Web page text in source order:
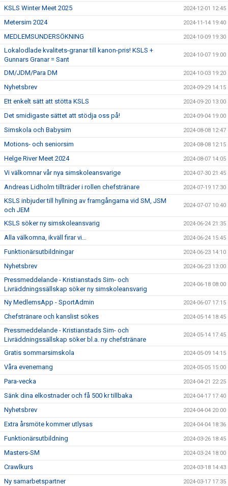
KSLS Winter Meet 2025 2024-12-01 12:45
Metersim 2024 2024-11-14 19:40
MEDLEMSUNDERSÖKNING 2024-10-09 19:30
Lokalodlade kvalitets-granar till kanon-pris! KSLS +
Gunnars Granar = Sant
2024-10-07 19:00
DM/JDM/Para DM 2024-10-03 19:20
Nyhetsbrev 2024-09-29 14:15
Ett enkelt sätt att stötta KSLS 2024-09-20 13:00
Det smidigaste sättet att stödja oss på! 2024-09-04 19:00
Simskola och Babysim 2024-08-08 12:47
Motions- och seniorsim 2024-08-08 12:15
Helge River Meet 2024 2024-08-07 14:05
Vi välkomnar vår nya simskoleansvarige 2024-07-30 21:45
Andreas Lidholm tillträder i rollen chefstränare 2024-07-19 17:30
KSLS inbjuder till hyllning av framgångarna vid SM, JSM
och JEM
2024-07-07 10:40
KSLS söker ny simskoleansvarig 2024-06-24 21:35
Alla välkomna, ikväll firar vi… 2024-06-24 15:45
Funktionärsutbildningar 2024-06-23 14:10
Nyhetsbrev 2024-06-23 13:00
Pressmeddelande - Kristianstads Sim- och
Livräddningssällskap söker ny simskoleansvarig
2024-06-18 08:00
Ny MedlemsApp - SportAdmin 2024-06-07 17:15
Chefstränare och kanslist sökes 2024-05-14 18:45
Pressmeddelande - Kristianstads Sim- och
Livräddningssällskap söker bl.a. ny chefstränare
2024-05-14 17:45
Gratis sommarsimskola 2024-05-09 14:15
Våra evenemang 2024-05-05 15:00
Para-vecka 2024-04-21 22:25
Sänk dina elkostnader och få 500 kr tillbaka 2024-04-17 17:40
Nyhetsbrev 2024-04-04 20:00
Extra årsmöte kommer utlysas 2024-04-04 18:36
Funktionärsutbildning 2024-03-26 18:45
Masters-SM 2024-03-24 18:00
Crawlkurs 2024-03-18 14:43
Ny samarbetspartner 2024-03-17 17:35